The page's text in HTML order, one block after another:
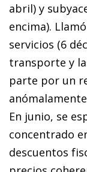
abril) y
encima).
servicios (6
transporte y
parte por un
En junio, se
concentrado
descuentos